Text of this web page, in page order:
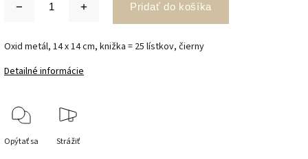
Pridať do košíka
Oxid metál, 14 x 14 cm, knižka = 25 lístkov, čierny
Detailné informácie
Opýtať sa Strážiť